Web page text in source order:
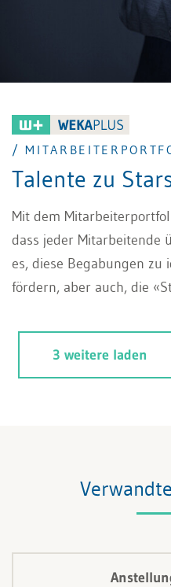
/
Talente zu
Mit dem
dass jeder Mitarbeitende
es, diese Begabungen zu
fördern, aber auch, die
3 weitere laden